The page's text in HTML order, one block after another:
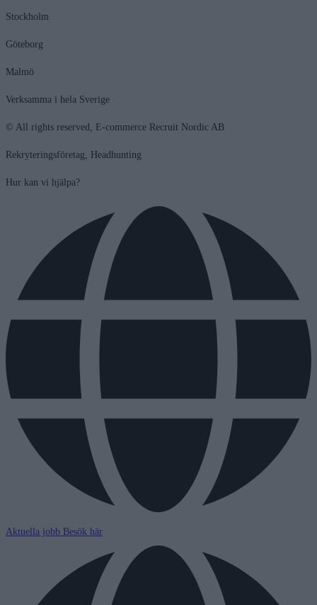
Stockholm
Göteborg
Malmö
Verksamma i hela Sverige
© All rights reserved, E-commerce Recruit Nordic AB
Rekryteringsföretag, Headhunting
Hur kan vi hjälpa?
Aktuella jobb Besök här